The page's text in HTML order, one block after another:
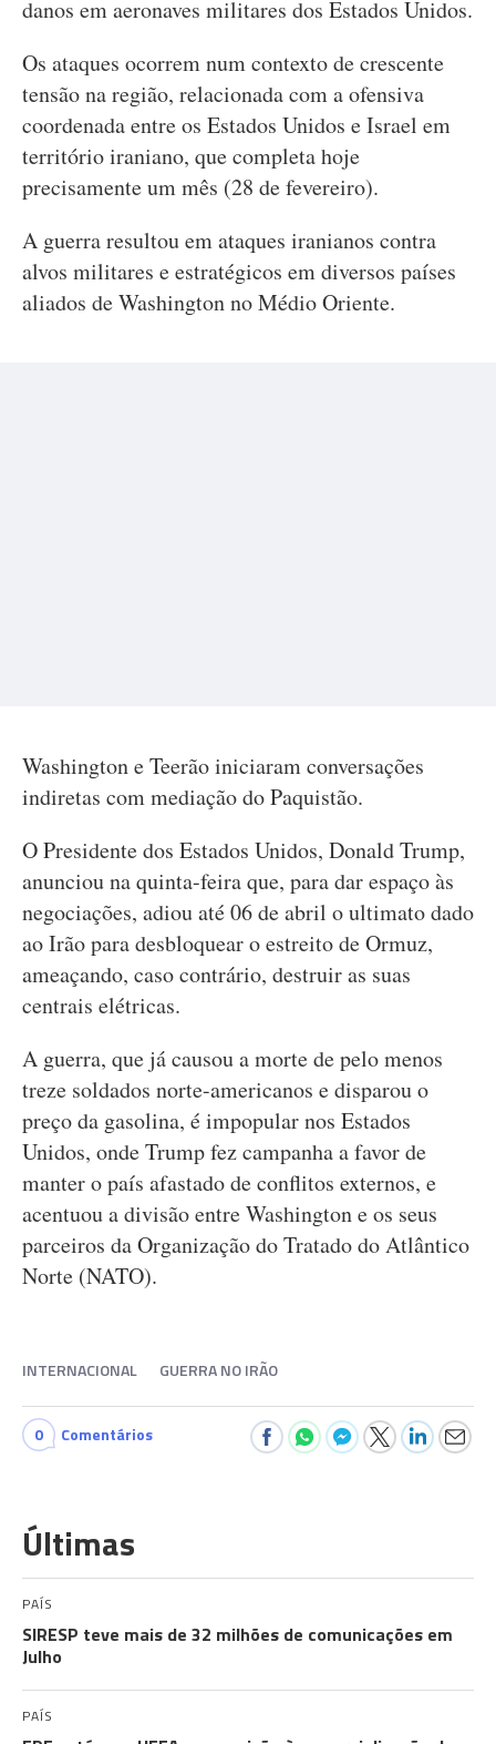
danos em aeronaves militares dos Estados Unidos.
Os ataques ocorrem num contexto de crescente
tensão na região, relacionada com a ofensiva
coordenada entre os Estados Unidos e Israel em
território iraniano, que completa hoje
precisamente um mês (28 de fevereiro).
A guerra resultou em ataques iranianos contra
alvos militares e estratégicos em diversos países
aliados de Washington no Médio Oriente.
Washington e Teerão iniciaram conversações
indiretas com mediação do Paquistão.
O Presidente dos Estados Unidos, Donald Trump,
anunciou na quinta-feira que, para dar espaço às
negociações, adiou até 06 de abril o ultimato dado
ao Irão para desbloquear o estreito de Ormuz,
ameaçando, caso contrário, destruir as suas
centrais elétricas.
A guerra, que já causou a morte de pelo menos
treze soldados norte-americanos e disparou o
preço da gasolina, é impopular nos Estados
Unidos, onde Trump fez campanha a favor de
manter o país afastado de conflitos externos, e
acentuou a divisão entre Washington e os seus
parceiros da Organização do Tratado do Atlântico
Norte (NATO).
INTERNACIONAL GUERRA NO IRÃO
0 Comentários
Últimas
PAÍS
SIRESP teve mais de 32 milhões de comunicações em
Julho
PAÍS